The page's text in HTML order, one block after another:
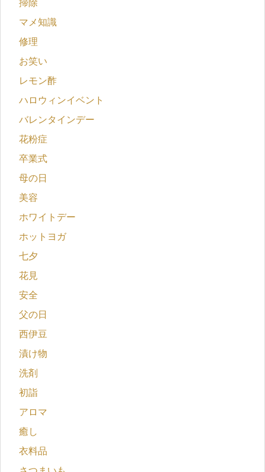
掃除
マメ知識
修理
お笑い
レモン酢
ハロウィンイベント
バレンタインデー
花粉症
卒業式
母の日
美容
ホワイトデー
ホットヨガ
七夕
花見
安全
父の日
西伊豆
漬け物
洗剤
初詣
アロマ
癒し
衣料品